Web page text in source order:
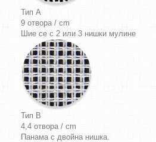
Тип A
9 отвора / cm
Шие се с 2 или 3 нишки мулине
Тип B
4,4 отвора / cm
Панама с двойна нишка.